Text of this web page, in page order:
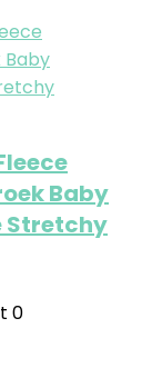
Baby
Stretchy
0